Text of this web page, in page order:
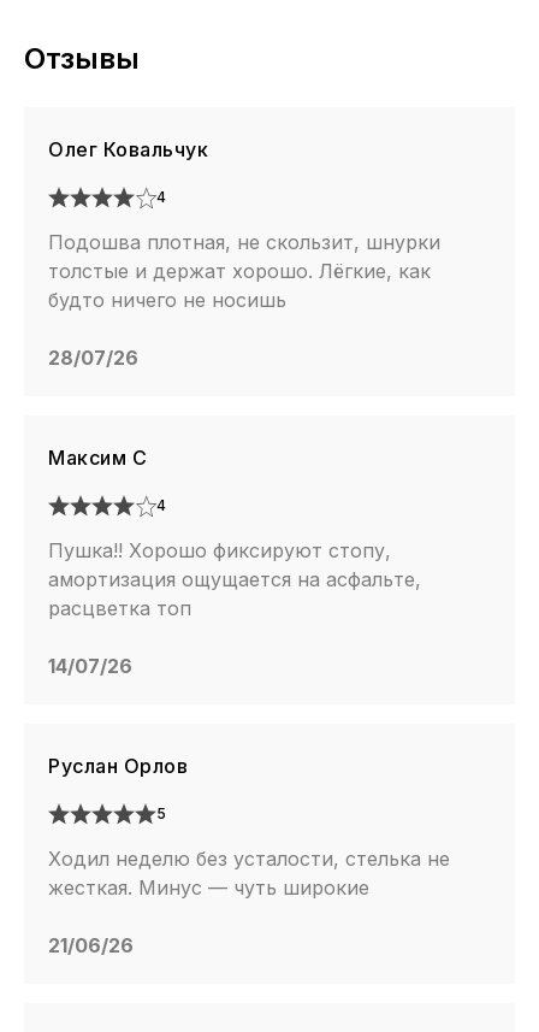
Отзывы
Олег Ковальчук
4
Подошва плотная, не скользит, шнурки
толстые и держат хорошо. Лёгкие, как
будто ничего не носишь
28/07/26
Максим С
4
Пушка!! Хорошо фиксируют стопу,
амортизация ощущается на асфальте,
расцветка топ
14/07/26
Руслан Орлов
5
Ходил неделю без усталости, стелька не
жесткая. Минус — чуть широкие
21/06/26